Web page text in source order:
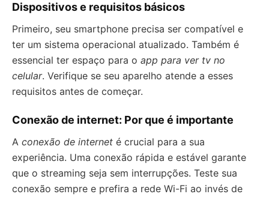
Dispositivos e requisitos básicos
Primeiro, seu smartphone precisa ser compatível e
ter um sistema operacional atualizado. Também é
essencial ter espaço para o app para ver tv no
celular. Verifique se seu aparelho atende a esses
requisitos antes de começar.
Conexão de internet: Por que é importante
A conexão de internet é crucial para a sua
experiência. Uma conexão rápida e estável garante
que o streaming seja sem interrupções. Teste sua
conexão sempre e prefira a rede Wi-Fi ao invés de